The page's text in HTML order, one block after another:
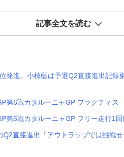
記事全文を読む
発進。小椋藍は予選Q2直接進出記録
第6戦カタルーニャGP プラクティス
第6戦カタルーニャGP フリー走行1回
Q2直接進出「アウトラップでは挑戦